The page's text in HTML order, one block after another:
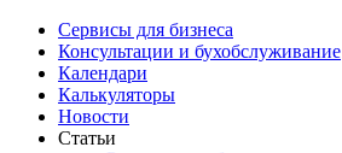
Сервисы для бизнеса
Консультации и бухобслуживание
Календари
Калькуляторы
Новости
Статьи